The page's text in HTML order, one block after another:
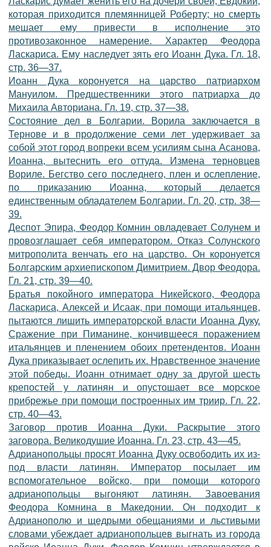
которая приходится племянницей Роберту; но смерть
мешает ему привести в исполнение это
противозаконное намерение. Характер Феодора
Ласкариса. Ему наследует зять его Иоанн Дука. Гл. 18,
стр. 36—37.
Иоанн Дука коронуется на царство патриархом
Мануилом. Предшественники этого патриарха до
Михаила Авториана. Гл. 19, стр. 37—38.
Состояние дел в Болгарии. Ворила заключается в
Тернове и в продолжение семи лет удерживает за
собой этот город вопреки всем усилиям сына Асанова,
Иоанна, вытеснить его оттуда. Измена терновцев
Вориле. Бегство сего последнего, плен и ослепление,
по приказанию Иоанна, который делается
единственным обладателем Болгарии. Гл. 20, стр. 38—
39.
Деспот Эпира, Феодор Комнин овладевает Солунем и
провозглашает себя императором. Отказ Солунского
митрополита венчать его на царство. Он коронуется
Болгарским архиепископом Димитрием. Двор Феодора.
Гл. 21, стр. 39—40.
Братья покойного императора Никейского, Феодора
Ласкариса, Алексей и Исаак, при помощи итальянцев,
пытаются лишить императорской власти Иоанна Дуку.
Сражение при Пиманине, кончившееся поражением
итальянцев и пленением обоих претендентов. Иоанн
Дука приказывает ослепить их. Нравственное значение
этой победы. Иоанн отнимает одну за другой шесть
крепостей у латинян и опустошает все морское
прибрежье при помощи построенных им триир. Гл. 22,
стр. 40—43.
Заговор против Иоанна Дуки. Раскрытие этого
заговора. Великодушие Иоанна. Гл. 23, стр. 43—45.
Адрианопольцы просят Иоанна Дуку освободить их из-
под власти латинян. Император посылает им
вспомогательное войско, при помощи которого
адрианопольцы выгоняют латинян. Завоевания
Феодора Комнина в Македонии. Он подходит к
Адрианополю и щедрыми обещаниями и льстивыми
словами убеждает адрианопольцев выгнать из города